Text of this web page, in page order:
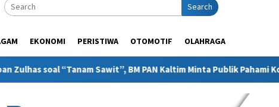
Search
EKONOMI PERISTIWA OTOMOTIF OLAHRAGA
BM PAN Kaltim Minta Publik Pahami Konteks Pidato Secara Utuh